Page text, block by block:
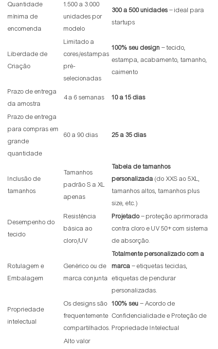
Quantidade
mínima de
encomenda
1.500 a 3.000
unidades por
modelo
300 a 500 unidades– ideal para
startups
Liberdade de
Criação
Limitado a
cores/estampas
pré-
selecionadas
100% seu design – tecido,
estampa, acabamento, tamanho,
caimento
Prazo de entrega
da amostra
4 a 6 semanas 10 a 15 dias
Prazo de entrega
para compras em
grande
quantidade
60 a 90 dias 25 a 35 dias
Inclusão de
tamanhos
Tamanhos
padrão S a XL
apenas
Tabela de tamanhos
personalizada (do XXS ao 5XL,
tamanhos altos, tamanhos plus
size, etc.)
Desempenho do
tecido
Resistência
básica ao
cloro/UV
Projetado– proteção aprimorada
contra cloro e UV 50+ com sistema
de absorção.
Rotulagem e
Embalagem
Genérico ou de
marca conjunta
Totalmente personalizado com a
marca – etiquetas tecidas,
etiquetas de pendurar
personalizadas.
Propriedade
intelectual
Os designs são
frequentemente
compartilhados.
100% seu – Acordo de
Confidencialidade e Proteção de
Propriedade Intelectual
Alto valor